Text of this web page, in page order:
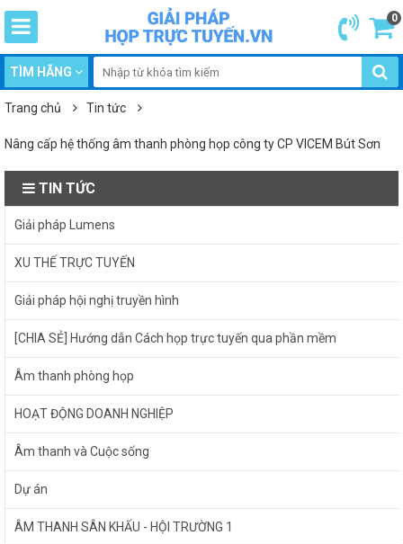
0
TÌM HÃNG
Trang chủ Tin tức
Nâng cấp hệ thống âm thanh phòng họp công ty CP VICEM Bút Sơn
TIN TỨC
Giải pháp Lumens
XU THẾ TRỰC TUYẾN
Giải pháp hội nghị truyền hình
[CHIA SẺ] Hướng dẫn Cách họp trực tuyến qua phần mềm
Âm thanh phòng họp
HOẠT ĐỘNG DOANH NGHIỆP
Âm thanh và Cuộc sống
Dự án
ÂM THANH SÂN KHẤU - HỘI TRƯỜNG 1